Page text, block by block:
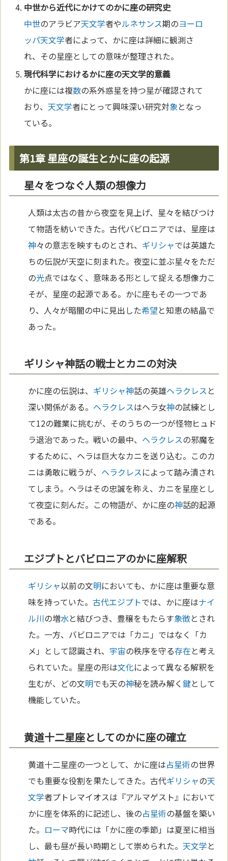
中世から近代にかけてのかに座の研究史
中世のアラビア天文学者やルネサンス期のヨーロ
ッパ天文学者によって、かに座は詳細に観測さ
れ、その星座としての意味が整理された。
現代科学におけるかに座の天文学的意義
かに座には複数の系外惑星を持つ星が確認されて
おり、天文学者にとって興味深い研究対象となっ
ている。
第1章 星座の誕生とかに座の起源
星々をつなぐ人類の想像力
人類は太古の昔から夜空を見上げ、星々を結びつけ
て物語を紡いできた。古代バビロニアでは、星座は
神々の意志を映すものとされ、 ギリシャでは英雄た
ちの伝説が天空に刻まれた。夜空に並ぶ星々をただ
の光点ではなく、意味ある形として捉える想像力こ
そが、星座の起源である。かに座もその一つであ
り、人々が暗闇の中に見出した希望と知恵の結晶で
あった。
ギリシャ神話の戦士とカニの対決
かに座の伝説は、 ギリシャ神話の英雄ヘラクレスと
深い関係がある。 ヘラクレスはヘラ女神の試練とし
て12の難業に挑むが、そのうちの一つが怪物ヒュド
ラ退治であった。戦いの最中、 ヘラクレスの邪魔を
するために、ヘラは巨大なカニを送り込む。このカ
ニは勇敢に戦うが、 ヘラクレスによって踏み潰され
てしまう。ヘラはその忠誠を称え、カニを星座とし
て夜空に刻んだ。この物語が、かに座の神話的起源
である。
エジプトとバビロニアのかに座解釈
ギリシャ以前の文明においても、かに座は重要な意
味を持っていた。古代エジプトでは、かに座はナイ
ル川の増水と結びつき、豊穣をもたらす象徴とされ
た。一方、バビロニアでは「カニ」ではなく「カ
メ」として認識され、 宇宙の秩序を守る存在と考え
られていた。星座の形は文化によって異なる解釈を
生むが、どの文明でも天の神秘を読み解く鍵として
機能していた。
黄道十二星座としてのかに座の確立
黄道十二星座の一つとして、かに座は占星術の世界
でも重要な役割を果たしてきた。古代ギリシャの天
文学者プトレマイオスは『アルマゲスト』において
かに座を体系的に記述し、後の占星術の基盤を築い
た。 ローマ時代には「かに座の季節」は夏至に相当
し、最も昼が長い時期として崇められた。天文学と